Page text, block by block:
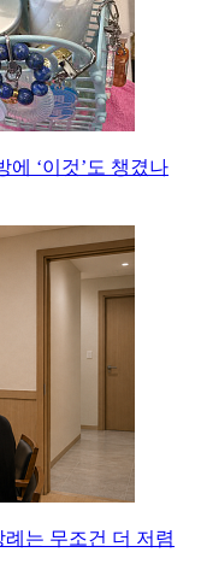
‘이것’도 챙겼나
는 무조건 더 저렴